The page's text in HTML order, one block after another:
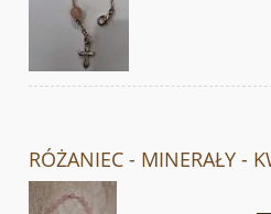
RÓŻANIEC - MINERAŁY -